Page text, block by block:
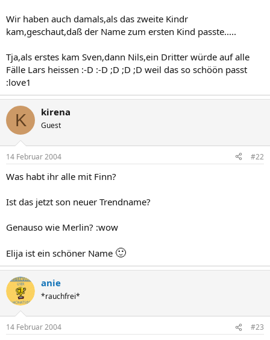
Wir haben auch damals,als das zweite Kindr
kam,geschaut,daß der Name zum ersten Kind passte.....
Tja,als erstes kam Sven,dann Nils,ein Dritter würde auf alle
Fälle Lars heissen :-D :-D ;D ;D ;D weil das so schöön passt
:love1
K kirena
Guest
14 Februar 2004 #22
Was habt ihr alle mit Finn?
Ist das jetzt son neuer Trendname?
Genauso wie Merlin? :wow
Elija ist ein schöner Name 🙂
anie
*rauchfrei*
14 Februar 2004 #23